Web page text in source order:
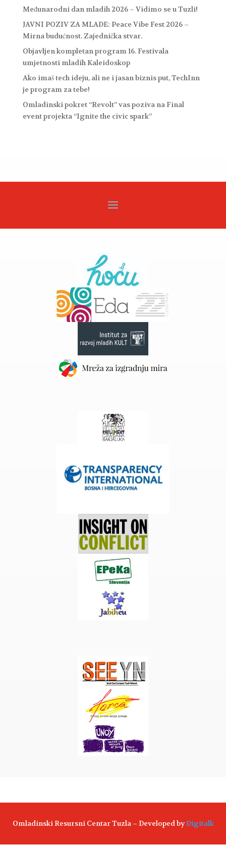
Međunarodni dan mladih 2026 – Vidimo se u Tuzli!
JAVNI POZIV ZA MLADE: Peace Vibe Fest 2026 –
Mirna budućnost. Zajednička stvar.
Objavljen kompletan program 16. Festivala
umjetnosti mladih Kaleidoskop
Ako imaš tech ideju, ali ne i jasan biznis put, TechInn
je program za tebe!
Omladinski pokret “Revolt” vas poziva na Final
event projekta “Ignite the civic spark”
Omladinski Resursni Centar Tuzla – Developed byDigitalk